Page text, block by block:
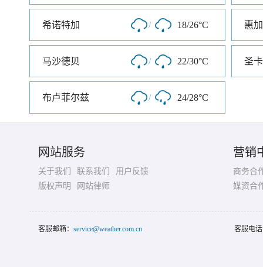
希诺特加 / 18/26°C 惠
马沙德贝 / 22/30°C 圣
布卢菲尔兹 / 24/28°C
网站服务
关于我们 联系我们
用户反馈
版权声明
网站律师
营销
商务合
媒资合
客服邮箱： service@weather.com.cn 客服电